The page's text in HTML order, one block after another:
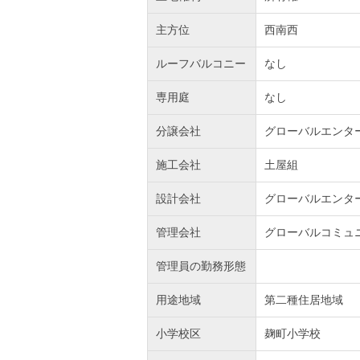
主方位 西南西
ルーフバルコニー なし
専用庭 なし
分譲会社 グローバルエンタ
施工会社 土屋組
設計会社 グローバルエンタ
管理会社 グローバルコミュ
管理員の勤務形態
用途地域 第二種住居地域
小学校区 麹町小学校